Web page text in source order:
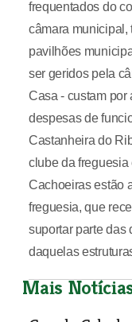
frequentados do
câmara municipal,
pavilhões
ser geridos pela
Casa - custam por
despesas de
Castanheira do
clube da
Cachoeiras estão
freguesia, que
suportar parte das
daquelas
Mais